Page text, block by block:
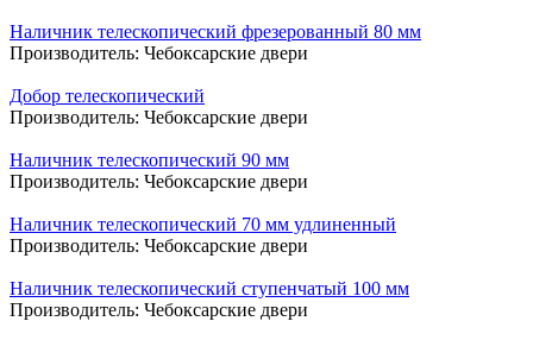
Наличник телескопический фрезерованный 80 мм
Производитель: Чебоксарские двери
Добор телескопический
Производитель: Чебоксарские двери
Наличник телескопический 90 мм
Производитель: Чебоксарские двери
Наличник телескопический 70 мм удлиненный
Производитель: Чебоксарские двери
Наличник телескопический ступенчатый 100 мм
Производитель: Чебоксарские двери